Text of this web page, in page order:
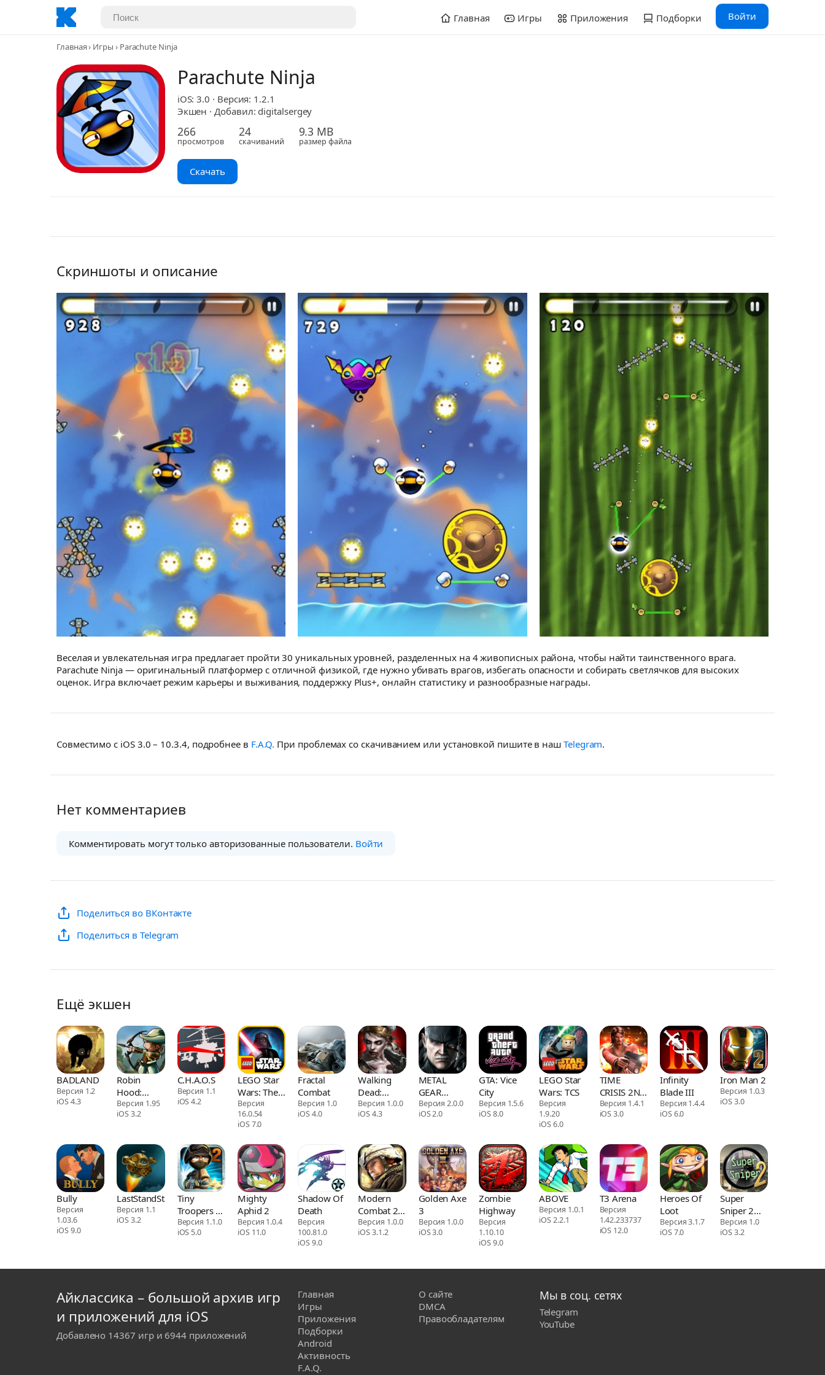
Главная Игры Приложения Подборки Войти
Главная Игры Parachute Ninja
Parachute Ninja
iOS: 3.0 · Версия: 1.2.1
Экшен · Добавил: digitalsergey
266
просмотров
24
скачиваний
9.3 MB
размер файла
Скачать
Скриншоты и описание
Веселая и увлекательная игра предлагает пройти 30 уникальных уровней, разделенных на 4 живописных района, чтобы найти таинственного врага.
Parachute Ninja — оригинальный платформер с отличной физикой, где нужно убивать врагов, избегать опасности и собирать светлячков для высоких
оценок. Игра включает режим карьеры и выживания, поддержку Plus+, онлайн статистику и разнообразные награды.
Совместимо с iOS 3.0 – 10.3.4, подробнее в F.A.Q. При проблемах со скачиванием или установкой пишите в нашTelegram.
Нет комментариев
Комментировать могут только авторизованные пользователи. Войти
Поделиться во ВКонтакте
Поделиться в Telegram
Ещё экшен
BADLAND
Версия 1.2
iOS 4.3
Robin
Hood:
Sherwood
Legend
Версия 1.95
iOS 3.2
C.H.A.O.S
Версия 1.1
iOS 4.2
LEGO Star
Wars: The
New Yoda
Chronicles
Версия
16.0.54
iOS 7.0
Fractal
Combat
Версия 1.0
iOS 4.0
Walking
Dead:
Prologue
Версия 1.0.0
iOS 4.3
METAL
GEAR
SOLID
TOUCH
Версия 2.0.0
iOS 2.0
GTA: Vice
City
Версия 1.5.6
iOS 8.0
LEGO Star
Wars: TCS
Версия
1.9.20
iOS 6.0
TIME
CRISIS 2ND
STRIKE
Версия 1.4.1
iOS 3.0
Infinity
Blade III
Версия 1.4.4
iOS 6.0
Iron Man 2
Версия 1.0.3
iOS 3.0
Bully
Версия
1.03.6
iOS 9.0
LastStandStan
Версия 1.1
iOS 3.2
Tiny
Troopers 2:
Special Ops
Версия 1.1.0
iOS 5.0
Mighty
Aphid 2
Версия 1.0.4
iOS 11.0
Shadow Of
Death
Версия
100.81.0
iOS 9.0
Modern
Combat 2:
Black
Pegasus
Версия 1.0.0
iOS 3.1.2
Golden Axe
3
Версия 1.0.0
iOS 3.0
Zombie
Highway
Версия
1.10.10
iOS 9.0
ABOVE
Версия 1.0.1
iOS 2.2.1
T3 Arena
Версия
1.42.233737
iOS 12.0
Heroes Of
Loot
Версия 3.1.7
iOS 7.0
Super
Sniper 2
HD
Версия 1.0
iOS 3.2
Айклассика – большой архив игр
и приложений для iOS
Добавлено 14367 игр и 6944 приложений
Главная
Игры
Приложения
Подборки
Android
Активность
F.A.Q.
О сайте
DMCA
Правообладателям
Мы в соц. сетях
Telegram
YouTube